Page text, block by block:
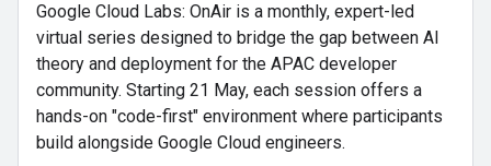
Google Cloud Labs: OnAir is a monthly, expert-led
virtual series designed to bridge the gap between AI
theory and deployment for the APAC developer
community. Starting 21 May, each session offers a
hands-on "code-first" environment where participants
build alongside Google Cloud engineers.